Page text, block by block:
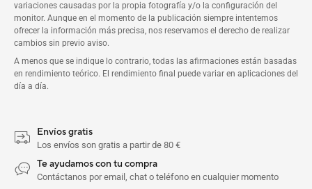
variaciones causadas por la propia fotografía y/o la configuración del
monitor. Aunque en el momento de la publicación siempre intentemos
ofrecer la información más precisa, nos reservamos el derecho de realizar
cambios sin previo aviso.
A menos que se indique lo contrario, todas las afirmaciones están basadas
en rendimiento teórico. El rendimiento final puede variar en aplicaciones del
día a día.
Envíos gratis
Los envíos son gratis a partir de 80 €
Te ayudamos con tu compra
Contáctanos por email, chat o teléfono en cualquier momento